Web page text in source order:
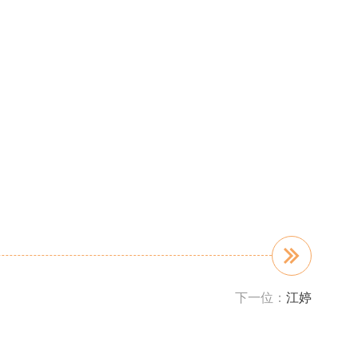
下一位： 江婷